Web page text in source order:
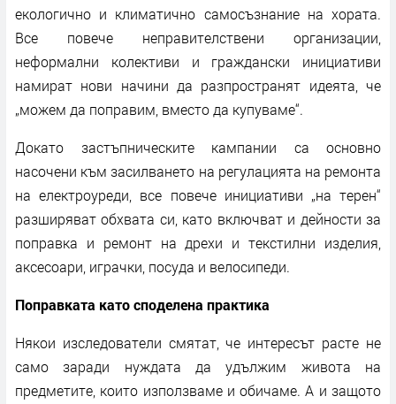
екологично и климатично самосъзнание на хората.
Все повече неправителствени организации,
неформални колективи и граждански инициативи
намират нови начини да разпространят идеята, че
„можем да поправим, вместо да купуваме“.
Докато застъпническите кампании са основно
насочени към засилването на регулацията на ремонта
на електроуреди, все повече инициативи „на терен“
разширяват обхвата си, като включват и дейности за
поправка и ремонт на дрехи и текстилни изделия,
аксесоари, играчки, посуда и велосипеди.
Поправката като споделена практика
Някои изследователи смятат, че интересът расте не
само заради нуждата да удължим живота на
предметите, които използваме и обичаме. А и защото